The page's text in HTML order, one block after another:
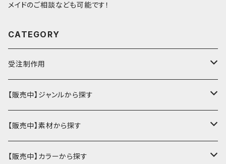
メイドのご相談なども可能です！
CATEGORY
受注制作用
財布・小銭入れ
ミニ財布
ハーフ・二つ折り財布
名刺入れ・定期入れ
カードケース・名刺入れ
ミニチュア・雑貨
【販売中】ジャンルから探す
カードケース・名刺入れ
カードケース
パスケース・定期入れ
【販売中】素材から探す
牛革
【販売中】カラーから探す